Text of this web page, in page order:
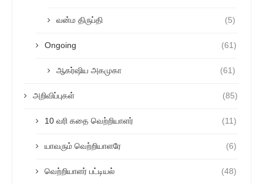
வன்ம திருப்தி (5)
Ongoing (61)
ஆகர்ஷிய அகமுகா (61)
அறிவிப்புகள் (85)
10 வரி கதை வெற்றியாளர் (11)
யாவரும் வெற்றியாளரே (6)
வெற்றியாளர் பட்டியல் (48)